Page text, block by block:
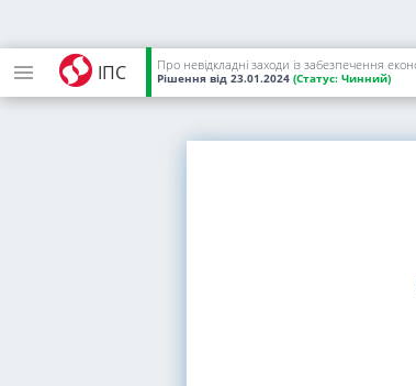
ІПС Про невідкладні заходи із забезпечення
Рішення від 23.01.2024 (Статус: Чинний)